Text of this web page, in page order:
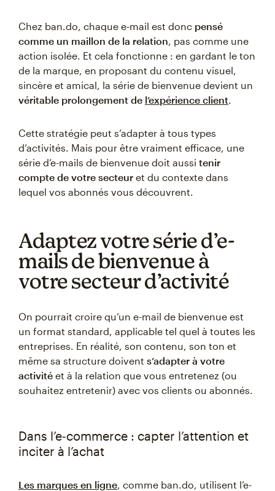
Chez ban.do, chaque e‑mail est donc pensé
comme un maillon de la relation , pas comme une
action isolée. Et cela fonctionne : en gardant le ton
de la marque, en proposant du contenu visuel,
sincère et amical, la série de bienvenue devient un
véritable prolongement de l’expérience client
Cette stratégie peut s’adapter à tous types
d’activités. Mais pour être vraiment efficace, une
série d’e-mails de bienvenue doit aussi tenir
compte de votre secteur et du contexte dans
lequel vos abonnés vous découvrent.
Adaptez votre série d’e-
mails de bienvenue à
votre secteur d’activité
On pourrait croire qu’un e-mail de bienvenue est
un format standard, applicable tel quel à toutes les
entreprises. En réalité, son contenu, son ton et
même sa structure doivent s’adapter à votre
activité et à la relation que vous entretenez (ou
souhaitez entretenir) avec vos clients ou abonnés.
Dans l’e‑commerce : capter l’attention et
inciter à l’achat
Les marques en ligne , comme ban.do, utilisent l’e-